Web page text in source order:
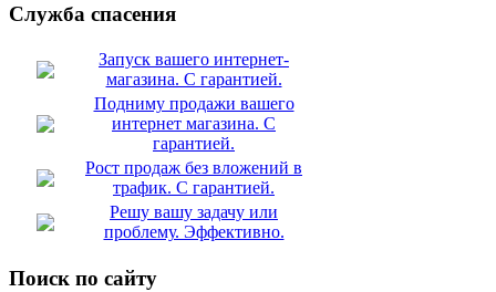
Служба спасения
Запуск вашего интернет-
магазина. С гарантией.
Подниму продажи вашего
интернет магазина. С
гарантией.
Рост продаж без вложений в
трафик. С гарантией.
Решу вашу задачу или
проблему. Эффективно.
Поиск по сайту